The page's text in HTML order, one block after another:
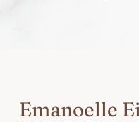
Emanoelle